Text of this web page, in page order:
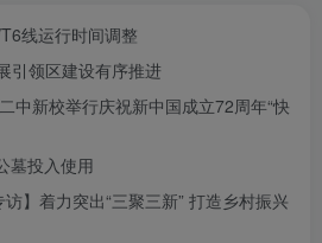
线运行时间调整
引领区建设有序推进
中新校举行庆祝新中国成立72周年“快
墓投入使用
访】着力突出“三聚三新” 打造乡村振兴